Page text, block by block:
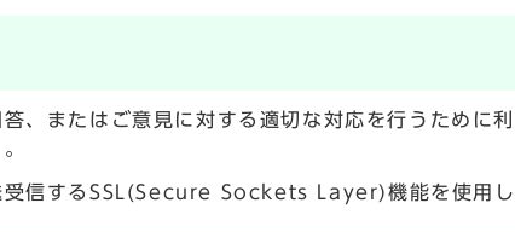
、またはご意見に対する適切な対応を行うために
受信するSSL(Secure Sockets Layer)機能を使用し